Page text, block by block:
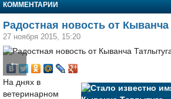
КОММЕНТАРИИ
Радостная новость от Кыванча
27 ноября 2015, 15:20
←
На днях в
ветеринарном